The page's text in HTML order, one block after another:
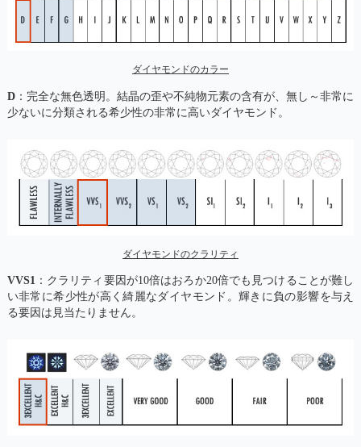
ダイヤモンドのカラー
D：完全な無色透明。結晶の歪や不純物元素の含有が、無し～非常に
少ないに分類される希少性の非常に高いダイヤモンド。
ダイヤモンドのクラリティ
VVS1：クラリティ要因が10倍はおろか20倍でも見つけることが難し
い非常に希少性が高く綺麗なダイヤモンド。輝きに負の影響を与え
る要因は見当たりません。